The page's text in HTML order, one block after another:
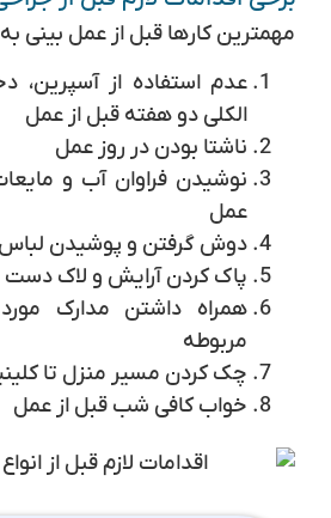
مهمترین کارها قبل از عمل بینی
عدم استفاده از آسپرین،
الکلی دو هفته قبل از عمل
ناشتا بودن در روز عمل
عمل
دوش گرفتن و پوشیدن لباس
پاک کردن آرایش و لاک دست
همراه داشتن مدارک
مربوطه
چک کردن مسیر منزل تا
خواب کافی شب قبل از عمل